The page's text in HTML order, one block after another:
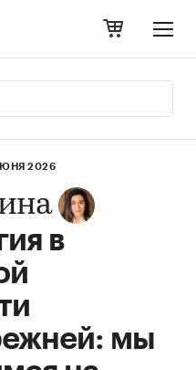
2026
в
мы